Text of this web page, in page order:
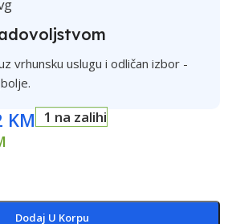
vrhunsku uslugu i odličan izbor -
KM 1 na zalihi
Dodaj U Korpu